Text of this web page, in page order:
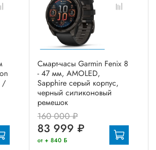
/
Смарт-часы Garmin Fenix 8
- 47 мм, AMOLED,
Sapphire серый корпус,
черный силиконовый
ремешок
160 000 ₽
83 999 ₽
от + 840 Б